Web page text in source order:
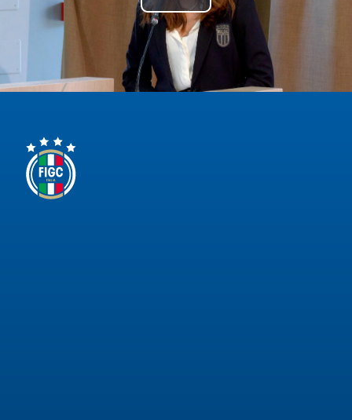
partner
delle
nazionali
Assicurazione
Whistleblowing
Play
Video